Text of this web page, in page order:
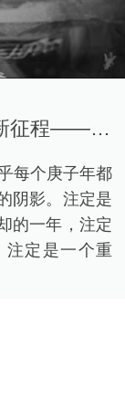
新年代，新形象，新征程——洛比霍克互联网新形象的发布
每个庚子年都
阴影。注定是
的一年，注定
注定是一个重